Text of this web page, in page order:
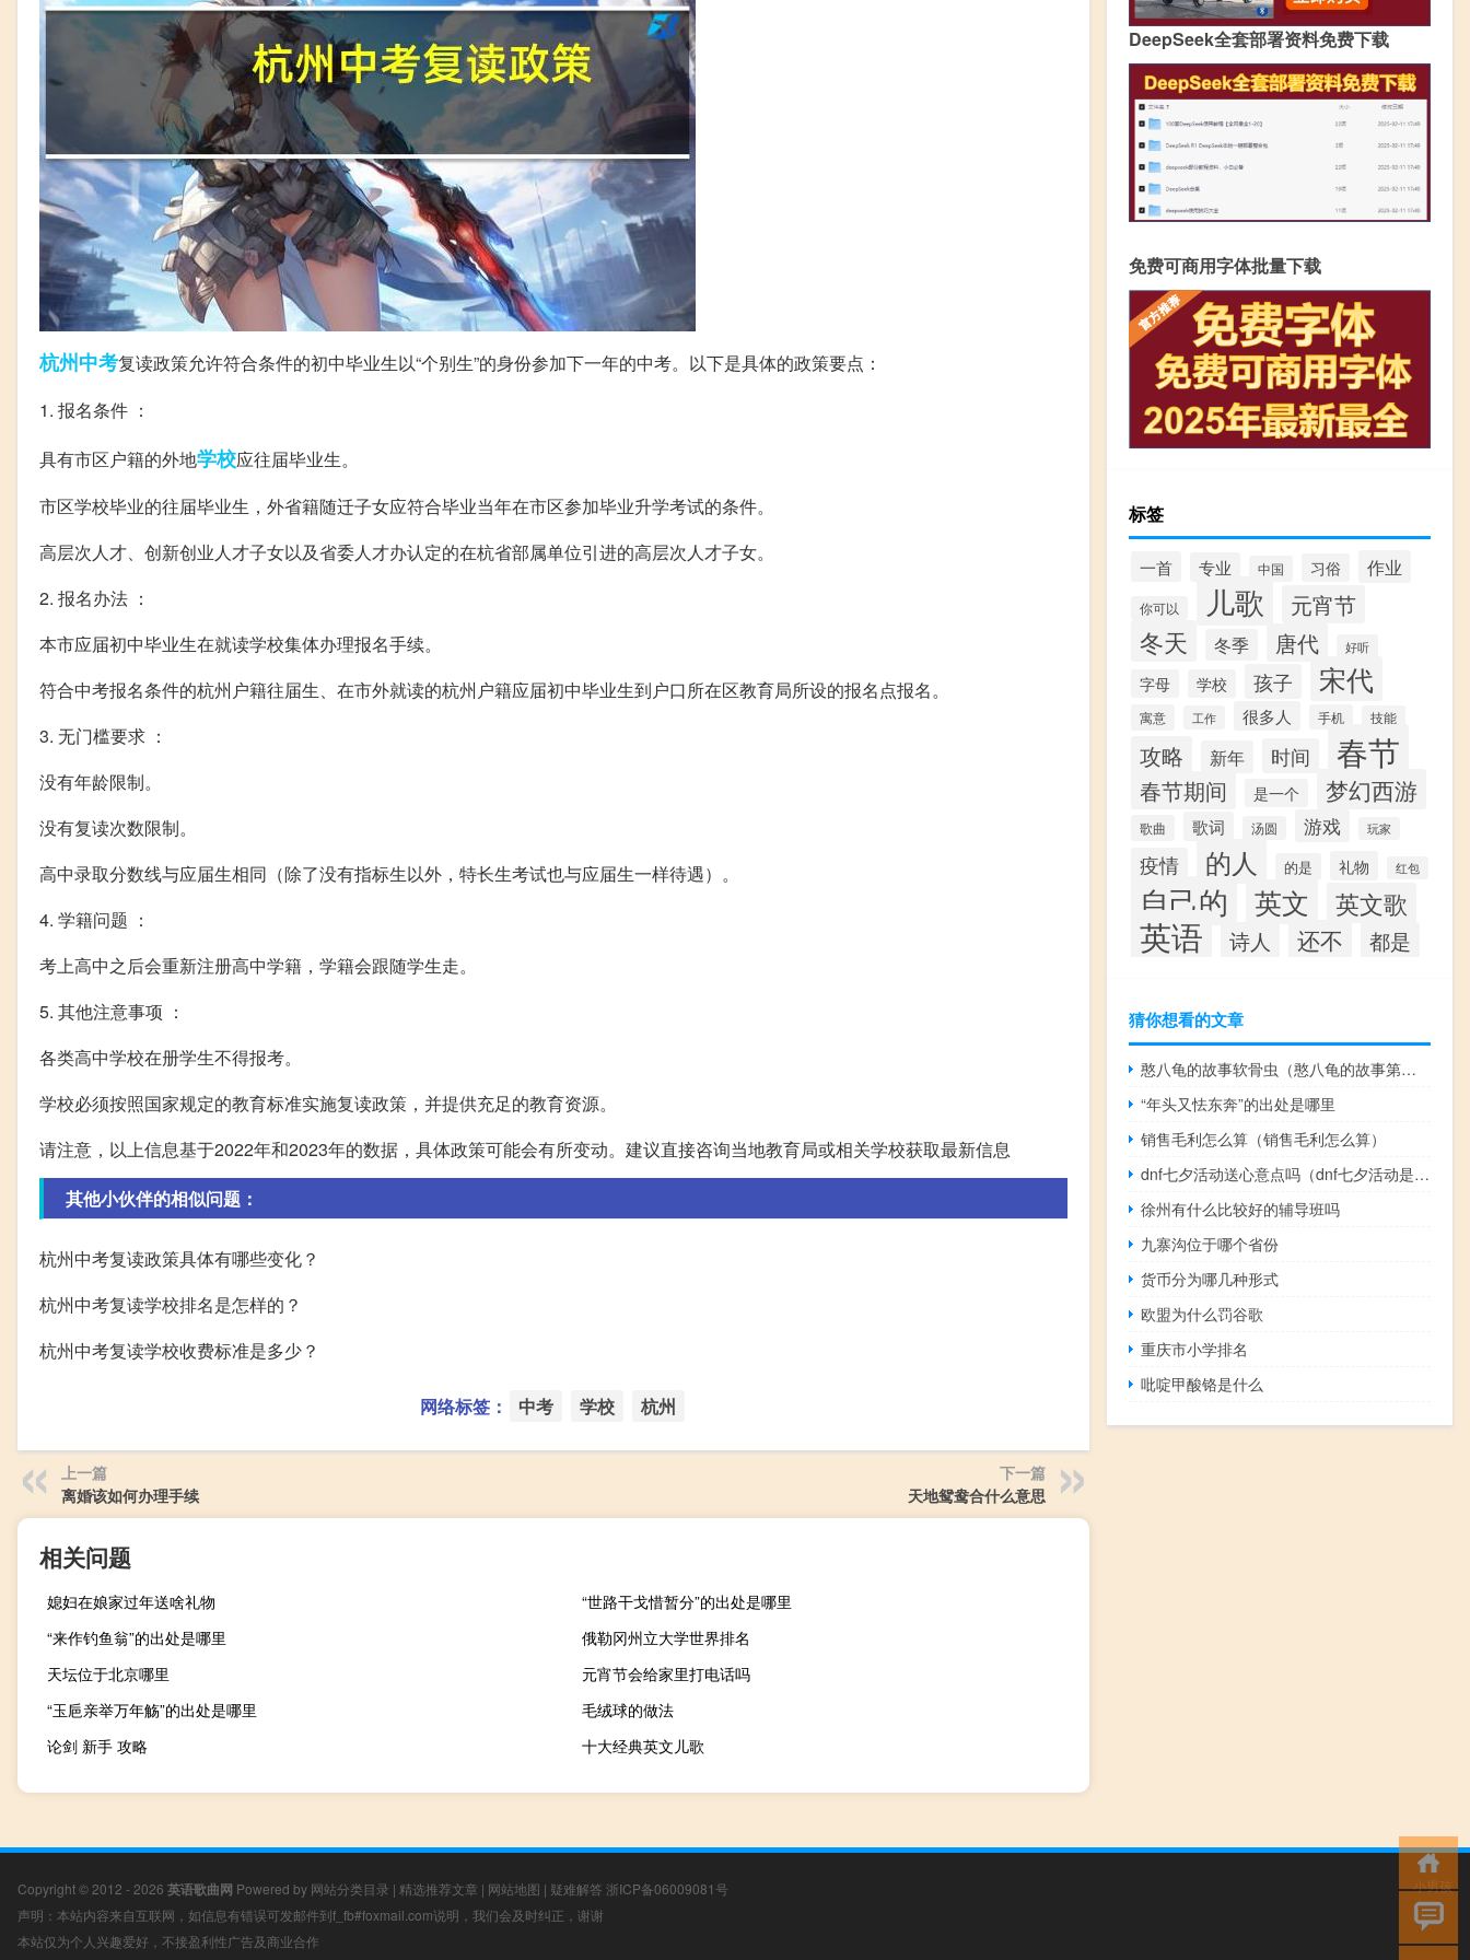
杭州中考复读政策允许符合条件的初中毕业生以“个别生”的身份参加下一年的中考。以下是具体的政策要点：
1. 报名条件 ：
具有市区户籍的外地学校应往届毕业生。
市区学校毕业的往届毕业生，外省籍随迁子女应符合毕业当年在市区参加毕业升学考试的条件。
高层次人才、创新创业人才子女以及省委人才办认定的在杭省部属单位引进的高层次人才子女。
2. 报名办法 ：
本市应届初中毕业生在就读学校集体办理报名手续。
符合中考报名条件的杭州户籍往届生、在市外就读的杭州户籍应届初中毕业生到户口所在区教育局所设的报名点报名。
3. 无门槛要求 ：
没有年龄限制。
没有复读次数限制。
高中录取分数线与应届生相同（除了没有指标生以外，特长生考试也与应届生一样待遇）。
4. 学籍问题 ：
考上高中之后会重新注册高中学籍，学籍会跟随学生走。
5. 其他注意事项 ：
各类高中学校在册学生不得报考。
学校必须按照国家规定的教育标准实施复读政策，并提供充足的教育资源。
请注意，以上信息基于2022年和2023年的数据，具体政策可能会有所变动。建议直接咨询当地教育局或相关学校获取最新信息
其他小伙伴的相似问题：
杭州中考复读政策具体有哪些变化？
杭州中考复读学校排名是怎样的？
杭州中考复读学校收费标准是多少？
网络标签： 中考 学校 杭州
上一篇
离婚该如何办理手续
下一篇
天地鸳鸯合什么意思
相关问题
媳妇在娘家过年送啥礼物
“世路干戈惜暂分”的出处是哪里
“来作钓鱼翁”的出处是哪里
俄勒冈州立大学世界排名
天坛位于北京哪里
元宵节会给家里打电话吗
“玉巵亲举万年觞”的出处是哪里
毛绒球的做法
论剑 新手 攻略
十大经典英文儿歌
DeepSeek全套部署资料免费下载
免费可商用字体批量下载
标签
一首 专业 中国 习俗 作业
你可以 儿歌 元宵节
冬天 冬季 唐代 好听
字母 学校 孩子 宋代
寓意 工作 很多人 手机 技能
攻略 新年 时间 春节
春节期间 是一个 梦幻西游
歌曲 歌词 汤圆 游戏 玩家
疫情 的人 的是 礼物 红包
自己的 英文 英文歌
英语 诗人 还不 都是
猜你想看的文章
憨八龟的故事软骨虫（憨八龟的故事第三部）
“年头又怯东奔”的出处是哪里
销售毛利怎么算（销售毛利怎么算）
dnf七夕活动送心意点吗（dnf七夕活动是否送心意点）
徐州有什么比较好的辅导班吗
九寨沟位于哪个省份
货币分为哪几种形式
欧盟为什么罚谷歌
重庆市小学排名
吡啶甲酸铬是什么
Copyright © 2012 - 2026 英语歌曲网 Powered by 网站分类目录 | 精选推荐文章 | 网站地图 | 疑难解答 浙ICP备06009081号
声明：本站内容来自互联网，如信息有错误可发邮件到f_fb#foxmail.com说明，我们会及时纠正，谢谢
本站仅为个人兴趣爱好，不接盈利性广告及商业合作
小男孩